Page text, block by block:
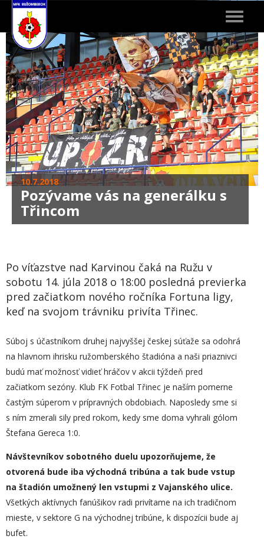
Toggle
10.7.2018
Pozývame vás na generálku s
Třincom
Po víťazstve nad Karvinou čaká na Ružu v
sobotu 14. júla 2018 o 18:00 posledná previerka
pred začiatkom nového ročníka Fortuna ligy,
keď na svojom trávniku privíta Třinec.
Súboj s účastníkom druhej najvyššej českej súťaže sa odohrá
na hlavnom ihrisku ružomberského štadióna a naši priaznivci
budú mať možnosť vidieť hráčov v akcii týždeň pred
začiatkom sezóny. Klub FK Fotbal Třinec je naším pomerne
častým súperom v prípravných obdobiach. Naposledy sme si
s ním zmerali sily pred rokom, kedy sme doma vyhrali gólom
Štefana Gereca 1:0.
Návštevníkov sobotného duelu upozorňujeme, že
otvorená bude iba východná tribúna a tak bude vstup
na štadión umožnený len vstupmi z Vajanského ulice.
Všetkých aktívnych fanúšikov radi privítame na ich tradičnom
mieste, v sektore G na východnej tribúne, k dispozícii bude aj
bufet.